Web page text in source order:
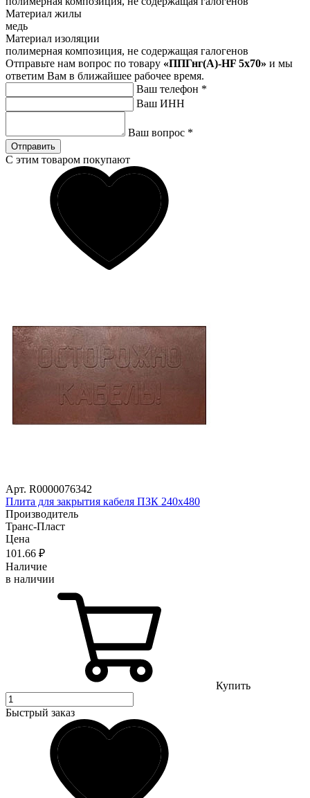
Материал жилы
медь
Материал изоляции
полимерная композиция, не содержащая галогенов
Отправьте нам вопрос по товару «ППГнг(А)-HF 5х70» и мы
ответим Вам в ближайшее рабочее время.
Ваш телефон *
Ваш ИНН
Ваш вопрос *
Отправить
С этим товаром покупают
Арт. R0000076342
Плита для закрытия кабеля ПЗК 240х480
Производитель
Транс-Пласт
Цена
101 .66 ₽
Наличие
в наличии
Купить
Быстрый заказ